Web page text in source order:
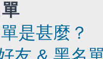
是甚麼？